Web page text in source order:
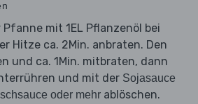
Pfanne mit 1EL Pflanzenöl bei
Hitze ca. 2Min. anbraten. Den
und ca. 1Min. mitbraten, dann
und mit der Sojasauce
oder mehr ablöschen.